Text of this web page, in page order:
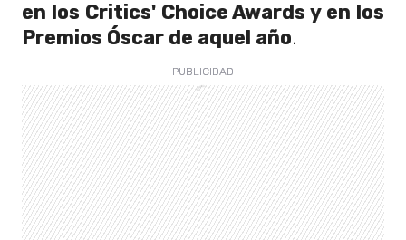
en los Critics' Choice Awards y en los
Premios Óscar de aquel año.